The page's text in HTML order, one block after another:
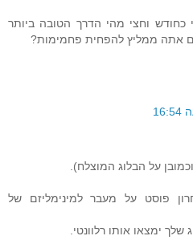
כחודש וחצי מהי הדרך הטובה ביותר
אתה ממליץ להפחית פחמימות?
על הבלוג המוצלח).
פוסט על מעבר למינימליזם של
ימצאו אותו רלוונטי.